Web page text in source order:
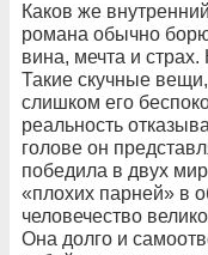
Каков же
романа обычно
вина, мечта и
Такие скучные вещи,
слишком его
реальность
голове он
победила в двух
«плохих парней» в
человечество
Она долго и